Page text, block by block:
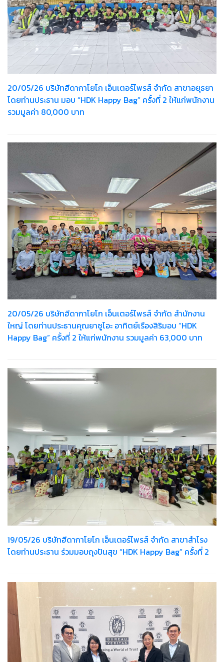
20/05/26 บริษัทฮีดากาโยโก เอ็นเตอร์ไพรส์ จำกัด สาขาอยุธยา
โดยท่านประธาน มอบ “HDK Happy Bag” ครั้งที่ 2 ให้แก่พนักงาน
รวมมูลค่า 80,000 บาท
20/05/26 บริษัทฮีดากาโยโก เอ็นเตอร์ไพรส์ จำกัด สำนักงาน
ใหญ่ โดยท่านประธานคุณยาซูโอะ อาทิตย์เรืองสิริมอบ “HDK
Happy Bag” ครั้งที่ 2 ให้แก่พนักงาน รวมมูลค่า 63,000 บาท
19/05/26 บริษัทฮีดากาโยโก เอ็นเตอร์ไพรส์ จำกัด สาขาสำโรง
โดยท่านประธาน ร่วมมอบถุงปันสุข “HDK Happy Bag” ครั้งที่ 2